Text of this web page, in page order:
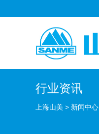
行业资讯
上海山美 > 新闻中心